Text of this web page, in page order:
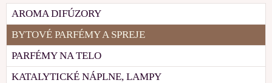
AROMA DIFÚZORY
BYTOVÉ PARFÉMY A SPREJE
PARFÉMY NA TELO
KATALYTICKÉ NÁPLNE, LAMPY